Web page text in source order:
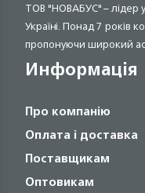
ТОВ "НОВАБУС" – лідер
Україні. Понад 7 років
пропонуючи широкий
Информація
Про компанію
Оплата і доставка
Поставщикам
Оптовикам